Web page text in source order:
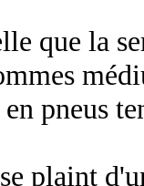
que la
pneus
plaint